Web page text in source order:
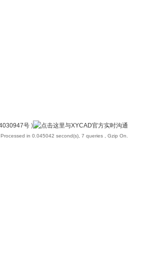
号 )
Processed in 0.045042 second(s), 7 queries , Gzip On.